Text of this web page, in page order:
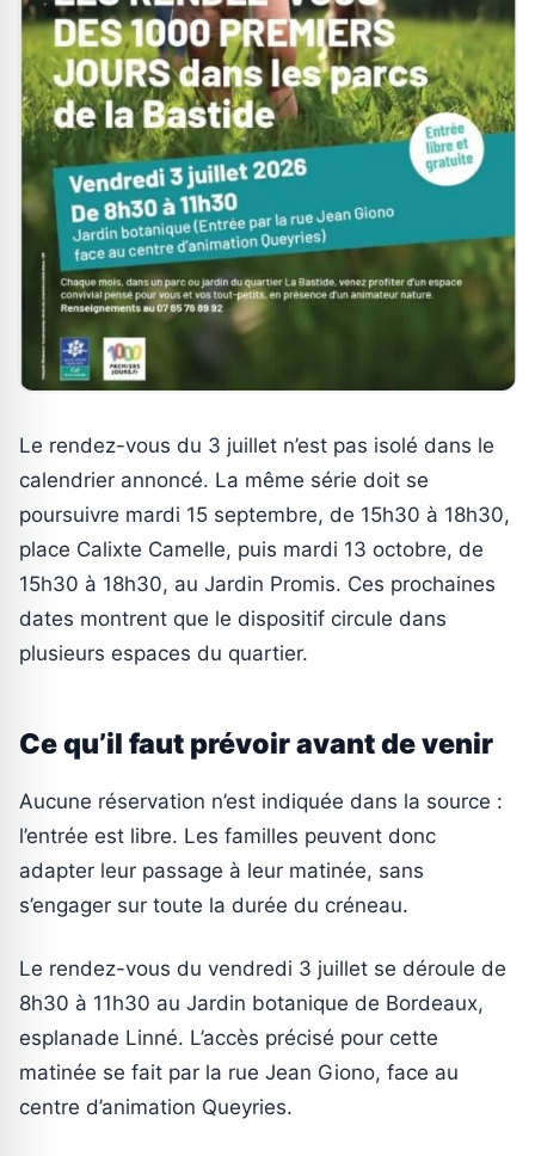
Le rendez-vous du 3 juillet n’est pas isolé dans le
calendrier annoncé. La même série doit se
poursuivre mardi 15 septembre, de 15h30 à 18h30,
place Calixte Camelle, puis mardi 13 octobre, de
15h30 à 18h30, au Jardin Promis. Ces prochaines
dates montrent que le dispositif circule dans
plusieurs espaces du quartier.
Ce qu’il faut prévoir avant de venir
Aucune réservation n’est indiquée dans la source :
l’entrée est libre. Les familles peuvent donc
adapter leur passage à leur matinée, sans
s’engager sur toute la durée du créneau.
Le rendez-vous du vendredi 3 juillet se déroule de
8h30 à 11h30 au Jardin botanique de Bordeaux,
esplanade Linné. L’accès précisé pour cette
matinée se fait par la rue Jean Giono, face au
centre d’animation Queyries.